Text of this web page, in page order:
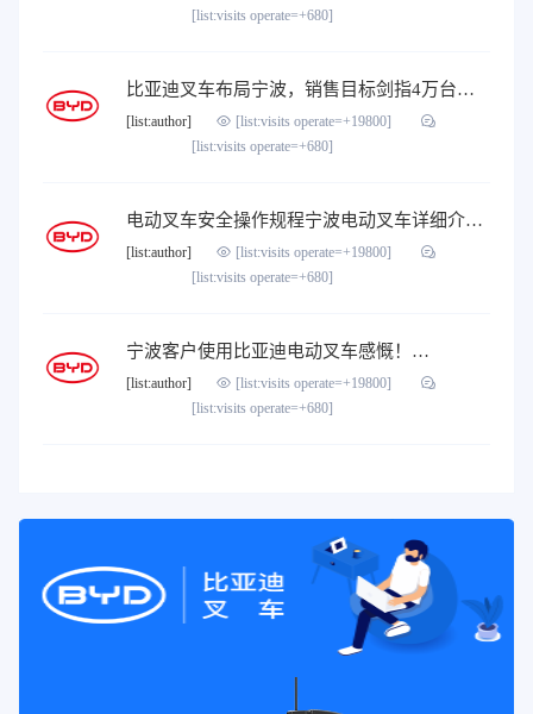
[list:visits operate=+680]
比亚迪叉车布局宁波，销售目标剑指4万台…
[list:author]
[list:visits operate=+19800]
[list:visits operate=+680]
电动叉车安全操作规程宁波电动叉车详细介绍 …
[list:author]
[list:visits operate=+19800]
[list:visits operate=+680]
宁波客户​使用比亚迪电动叉车感慨！…
[list:author]
[list:visits operate=+19800]
[list:visits operate=+680]